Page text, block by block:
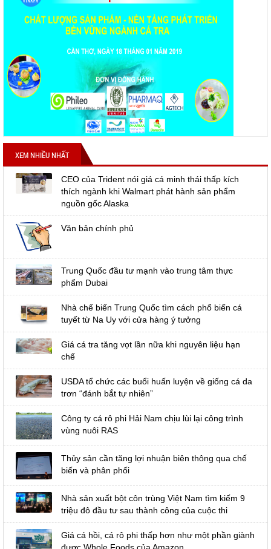
XEM NHIỀU NHẤT
CEO của Trident nói giá cá minh thái thấp kích
thích ngành khi Walmart phát hành sản phẩm
nguồn gốc Alaska
Văn bản chính phủ
Trung Quốc đầu tư mạnh vào trung tâm thực
phẩm Dubai
Nhà chế biến Trung Quốc tìm cách phổ biến cá
tuyết từ Na Uy với cửa hàng ý tưởng
Giá cá tra tăng vọt lần nữa khi nguyên liệu hạn
chế
USDA tổ chức các buổi huấn luyện về giống cá da
trơn “đánh bắt tự nhiên”
Công ty cá rô phi Hải Nam chịu lùi lại công trình
vùng nuôi RAS
Thủy sản cần tăng lợi nhuận biên thông qua chế
biến và phân phối
Nhà sản xuất bột côn trùng Việt Nam tìm kiếm 9
triệu đô đầu tư sau thành công của cuộc thi
Giá cá hồi, cá rô phi thấp hơn như một phần giành